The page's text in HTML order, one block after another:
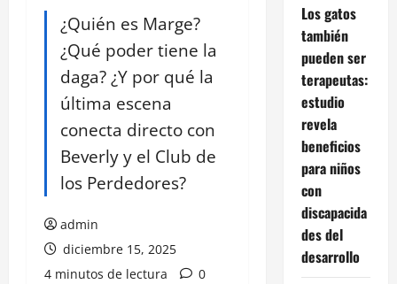
¿Quién es Marge?
¿Qué poder tiene la
daga? ¿Y por qué la
última escena
conecta directo con
Beverly y el Club de
los Perdedores?
admin
diciembre 15, 2025
4 minutos de lectura
0
Los gatos
también
pueden ser
terapeutas:
estudio
revela
beneficios
para niños
con
discapacida
des del
desarrollo